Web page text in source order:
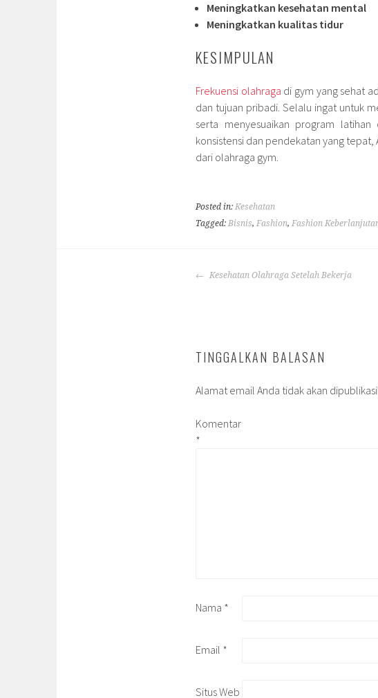
Meningkatkan kesehatan mental
Meningkatkan kualitas tidur
KESIMPULAN
Frekuensi olahraga di gym yang sehat
dan tujuan pribadi. Selalu ingat untuk
serta menyesuaikan program
konsistensi dan pendekatan yang
dari olahraga gym.
Posted in: Kesehatan
Tagged: Bisnis, Fashion, Fashion
POST
Kesehatan Olahraga Setelah Bekerja
TINGGALKAN BALASAN
Alamat email Anda tidak akan
Komentar
*
Nama *
Email *
Situs Web